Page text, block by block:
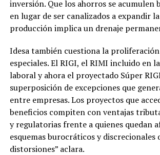
inversión. Que los ahorros se acumulen
en lugar de ser canalizados a expandir
producción implica un drenaje
Idesa también cuestiona la
especiales. El RIGI, el RIMI incluido en
laboral y ahora el proyectado Súper
superposición de excepciones que
entre empresas. Los proyectos que
beneficios compiten con ventajas
y regulatorias frente a quienes quedan
esquemas burocráticos y discrecionales
distorsiones” aclara.